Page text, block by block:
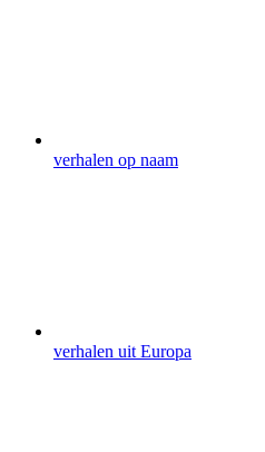
verhalen op naam
verhalen uit Europa